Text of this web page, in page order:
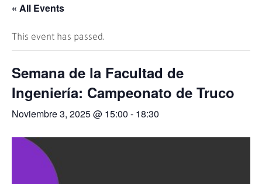
« All Events
This event has passed.
Semana de la Facultad de
Ingeniería: Campeonato de Truco
Noviembre 3, 2025 @ 15:00 - 18:30